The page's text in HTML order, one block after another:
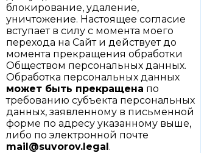
блокирование, удаление,
уничтожение. Настоящее согласие
вступает в силу с момента моего
перехода на Сайт и действует до
момента прекращения обработки
Обществом персональных данных.
Обработка персональных данных
может быть прекращена по
требованию субъекта персональных
данных, заявленному в письменной
форме по адресу указанному выше,
либо по электронной почте
mail@suvorov.legal.